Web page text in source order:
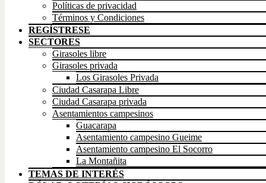
Políticas de privacidad
Términos y Condiciones
REGÍSTRESE
SECTORES
Girasoles libre
Girasoles privada
Los Girasoles Privada
Ciudad Casarapa Libre
Ciudad Casarapa privada
Asentamientos campesinos
Guacarapa
Asentamiento campesino Gueime
Asentamiento campesino El Socorro
La Montañita
TEMAS DE INTERÉS